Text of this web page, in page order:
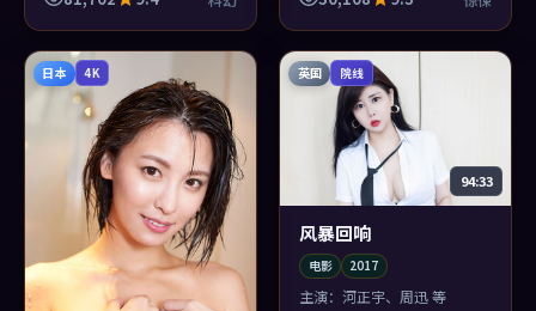
日本 4K 英国 院线
94:33
风暴回响
电影 2017
主演：河正宇、周迅 等